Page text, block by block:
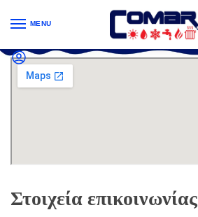
MENU
Στοιχεία επικοινωνίας